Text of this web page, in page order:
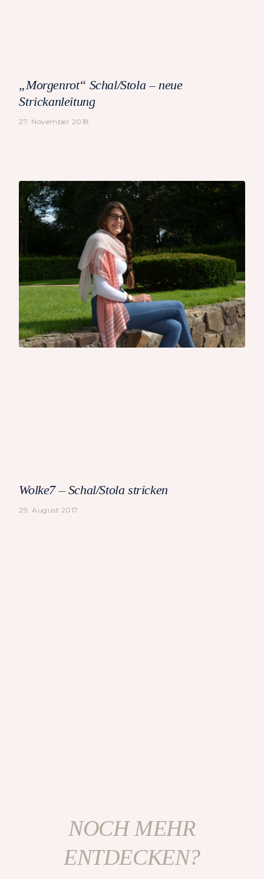
„Morgenrot“ Schal/Stola – neue
Strickanleitung
27. November 2018
Wolke7 – Schal/Stola stricken
29. August 2017
NOCH MEHR
ENTDECKEN?